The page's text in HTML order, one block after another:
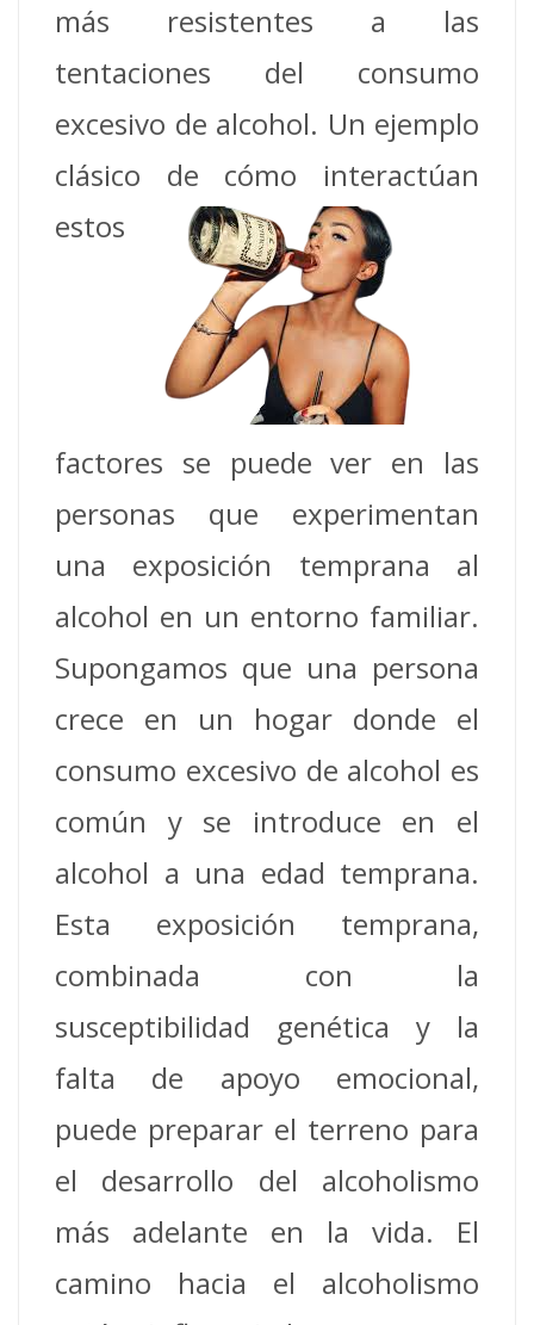
más resistentes a las
tentaciones del consumo
excesivo de alcohol. Un ejemplo
clásico de cómo interactúan
estos
factores se puede ver en las
personas que experimentan
una exposición temprana al
alcohol en un entorno familiar.
Supongamos que una persona
crece en un hogar donde el
consumo excesivo de alcohol es
común y se introduce en el
alcohol a una edad temprana.
Esta exposición temprana,
combinada con la
susceptibilidad genética y la
falta de apoyo emocional,
puede preparar el terreno para
el desarrollo del alcoholismo
más adelante en la vida. El
camino hacia el alcoholismo